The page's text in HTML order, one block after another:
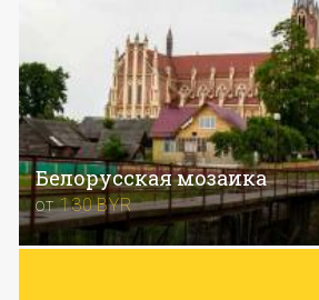
Белорусская мозаика
от130BYR